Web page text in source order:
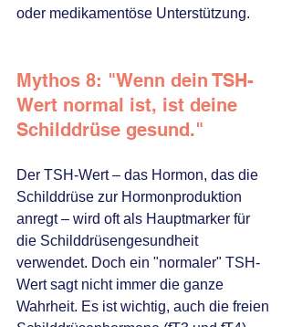
oder medikamentöse Unterstützung.
Mythos 8: "Wenn dein TSH-
Wert normal ist, ist deine
Schilddrüse gesund."
Der TSH-Wert – das Hormon, das die
Schilddrüse zur Hormonproduktion
anregt – wird oft als Hauptmarker für
die Schilddrüsengesundheit
verwendet. Doch ein "normaler" TSH-
Wert sagt nicht immer die ganze
Wahrheit. Es ist wichtig, auch die freien